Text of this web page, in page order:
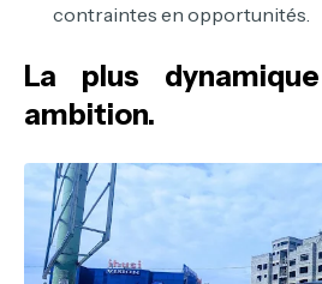
contraintes en opportunités.
La plus
ambition.